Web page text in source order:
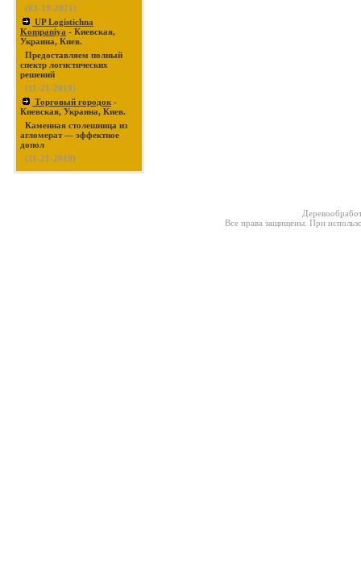
(03-19-2021)
UP Logistichna
Kompaniya - Киевская,
Украина, Киев.
Предоставляем полный
спектр логистических
решений
(11-21-2019)
Торговый городок -
Киевская, Украина, Киев.
Каменная столешница из
агломерат — эффектное
допол
(11-21-2019)
Все права защищены. При